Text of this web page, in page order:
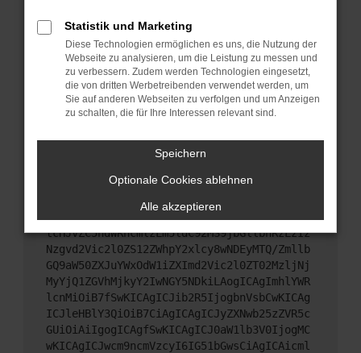
dass bestimmte Funktionen nicht mehr
unterstützt werden.
Wende dich an den Webseitenbetreiber.
Wenn du alle oben genannten Schritte versucht
hast, kontaktiere uns bitte. Wir werden versuchen,
das Problem zu beheben. Du kannst uns diesen
ewogICJuYW1lIjogIk5ldHdvcmtFcnJvciIsCiAgI
mNvbmZpZyI6IHsKICAgICJtZXRob2QiOiAiR0VUIi
wKICAgICJ1cmwiOiAiaHR0cHM6Ly9hcGkueC5ha3M
tcHJvZC5hdWRhcmlzLm5ldC92MS9jbGllbnRzLzIz
Nzgvd2Vic2l0ZS12ZWhpY2xlcy8wNDEyMTQ/Zmllb
GQ9aW50ZXJuYWxOdW1iZXImd2Vic2l0ZT02MzljNj
MyYjQ1ZGVhMjkyY2IwNGY5NDkiLAogICAgImhlYWR
lcnMiOiB7fSwKICAgICJib2R5IjogbnVsbCwKICAg
ICJleHBlY3QiOiB7CiAgICAgICJyZXNwb25zZVR5c
GUiOiAiIgogICAgfSwKICAgICJ0aW1lb3V0IjogMC
wKICAgICJwcm9ncmVzcyI6IG51bGwsCiAgICAicml
Statistik und Marketing
Diese Technologien ermöglichen es uns, die Nutzung der
Webseite zu analysieren, um die Leistung zu messen und
zu verbessern. Zudem werden Technologien eingesetzt,
die von dritten Werbetreibenden verwendet werden, um
Sie auf anderen Webseiten zu verfolgen und um Anzeigen
zu schalten, die für Ihre Interessen relevant sind.
Speichern
Optionale Cookies ablehnen
Alle akzeptieren